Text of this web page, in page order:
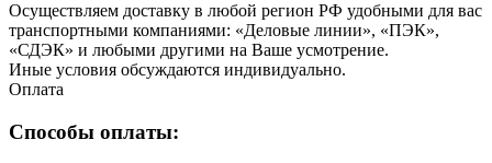
Осуществляем доставку в любой регион РФ удобными для вас
транспортными компаниями: «Деловые линии», «ПЭК»,
«СДЭК» и любыми другими на Ваше усмотрение.
Иные условия обсуждаются индивидуально.
Оплата
Способы оплаты: